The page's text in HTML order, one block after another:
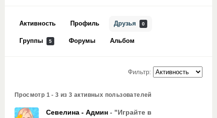
Активность Профиль Друзья 0
Группы 5 Форумы Альбом
Фильтр:
Просмотр 1 - 3 из 3 активных пользователей
Севелина - Админ - "Играйте в